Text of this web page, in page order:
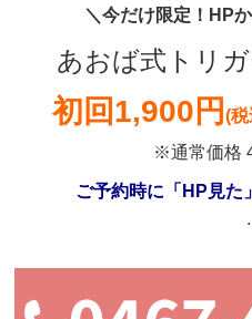
＼今だけ限定！HP
あおば式トリ
初回1,900円(
※通常価格
ご予約時に「HP見た
.